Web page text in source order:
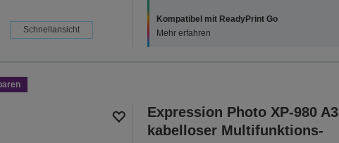
Schnellansicht
Kompatibel mit ReadyPrint Go
Mehr erfahren
Expression Photo XP-980 A3
kabelloser Multifunktions-